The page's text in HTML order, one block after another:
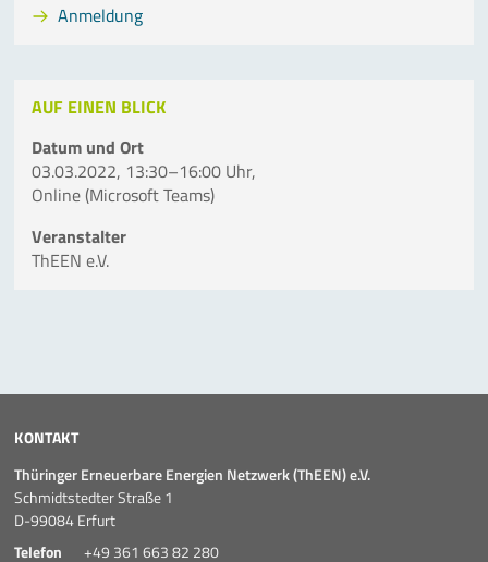
Anmeldung
AUF EINEN BLICK
Datum und Ort
03.03.2022, 13:30–16:00 Uhr,
Online (Microsoft Teams)
Veranstalter
ThEEN e.V.
KONTAKT
Thüringer Erneuerbare Energien Netzwerk (ThEEN) e.V.
Schmidtstedter Straße 1
D-99084 Erfurt
Telefon
+49 361 663 82 280